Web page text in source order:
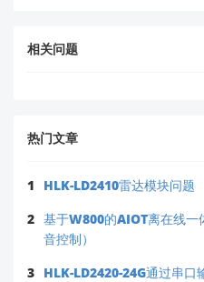
告诉我。
相关问题
热门文章
1
HLK-LD2410雷达模块问题
2 基于W800的AIOT离在线一
音控制）
3 HLK-LD2420-24G通过串口